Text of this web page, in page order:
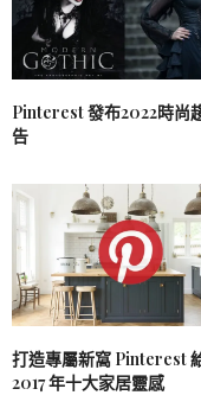
Pinterest 發布2022時尚
告
打造專屬新窩 Pinterest
2017 年十大家居靈感